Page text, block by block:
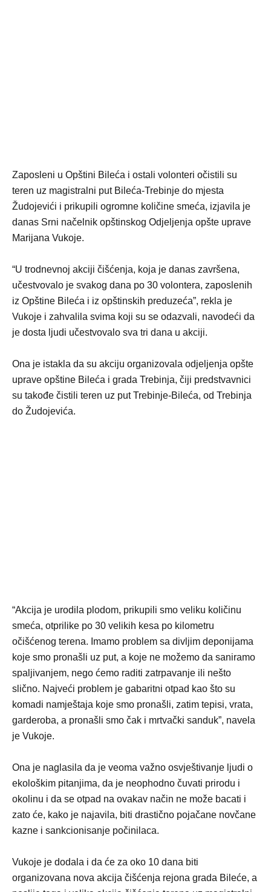
Zaposleni u Opštini Bileća i ostali volonteri očistili su
teren uz magistralni put Bileća-Trebinje do mjesta
Žudojevići i prikupili ogromne količine smeća, izjavila je
danas Srni načelnik opštinskog Odjeljenja opšte uprave
Marijana Vukoje.
“U trodnevnoj akciji čišćenja, koja je danas završena,
učestvovalo je svakog dana po 30 volontera, zaposlenih
iz Opštine Bileća i iz opštinskih preduzeća”, rekla je
Vukoje i zahvalila svima koji su se odazvali, navodeći da
je dosta ljudi učestvovalo sva tri dana u akciji.
Ona je istakla da su akciju organizovala odjeljenja opšte
uprave opštine Bileća i grada Trebinja, čiji predstvavnici
su takođe čistili teren uz put Trebinje-Bileća, od Trebinja
do Žudojevića.
“Akcija je urodila plodom, prikupili smo veliku količinu
smeća, otprilike po 30 velikih kesa po kilometru
očišćenog terena. Imamo problem sa divljim deponijama
koje smo pronašli uz put, a koje ne možemo da saniramo
spaljivanjem, nego ćemo raditi zatrpavanje ili nešto
slično. Najveći problem je gabaritni otpad kao što su
komadi namještaja koje smo pronašli, zatim tepisi, vrata,
garderoba, a pronašli smo čak i mrtvački sanduk”, navela
je Vukoje.
Ona je naglasila da je veoma važno osvještivanje ljudi o
ekološkim pitanjima, da je neophodno čuvati prirodu i
okolinu i da se otpad na ovakav način ne može bacati i
zato će, kako je najavila, biti drastično pojačane novčane
kazne i sankcionisanje počinilaca.
Vukoje je dodala i da će za oko 10 dana biti
organizovana nova akcija čišćenja rejona grada Bileće, a